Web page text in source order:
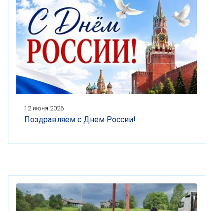
12 июня 2026
Поздравляем с Днем России!